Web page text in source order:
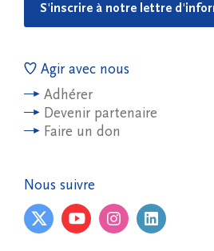
S'inscrire à notre lettre
Agir avec nous
Adhérer
Devenir partenaire
Faire un don
Nous suivre